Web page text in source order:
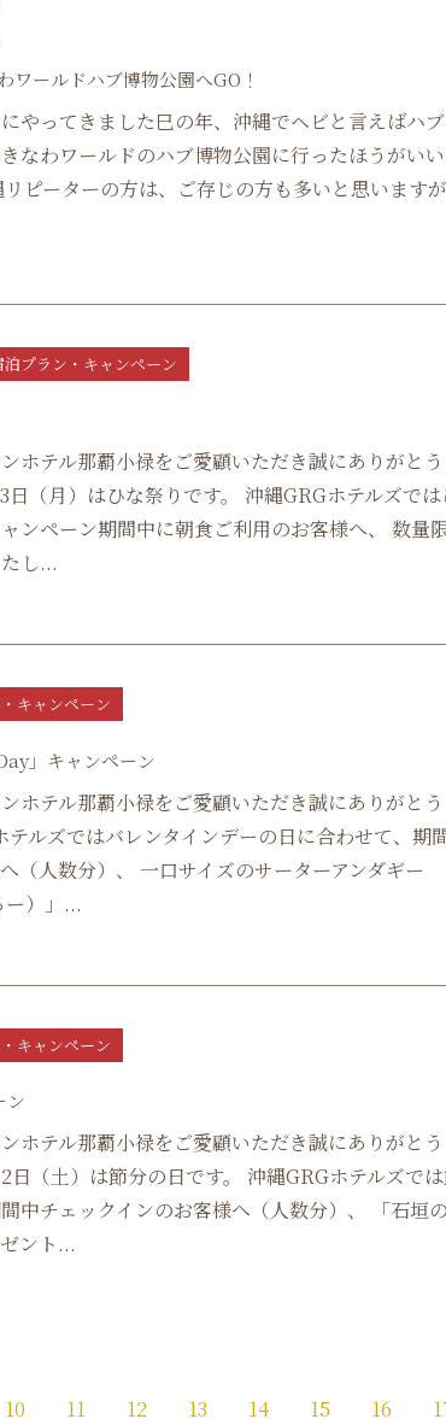
ワールドハブ博物公園へGO！
やってきました巳の年、沖縄でヘビと言えばハブ
なわワールドのハブ博物公園に行ったほうがい
ピーターの方は、ご存じの方も多いと思います
プラン・キャンペーン
ホテル那覇小禄をご愛顧いただき誠にありがと
日（月）はひな祭りです。 沖縄GRGホテルズでは
ンペーン期間中に朝食ご利用のお客様へ、 数量
し...
キャンペーン
」キャンペーン
ホテル那覇小禄をご愛顧いただき誠にありがと
テルズではバレンタインデーの日に合わせて、期
（人数分）、 一口サイズのサーターアンダギー
ー）」...
キャンペーン
ン
ホテル那覇小禄をご愛顧いただき誠にありがと
日（土）は節分の日です。 沖縄GRGホテルズで
中チェックインのお客様へ（人数分）、 「石垣の
ント...
10 11 12 13 14 15 16